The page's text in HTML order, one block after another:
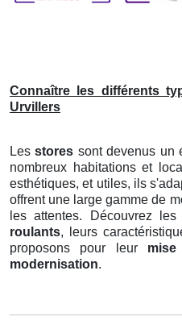
Connaître les différents
Urvillers
Lesstores sont devenus un
nombreux habitations et
esthétiques, et utiles, ils
offrent une large gamme de
les attentes. Découvrez les
roulants, leurs
proposons pour leur
modernisation.